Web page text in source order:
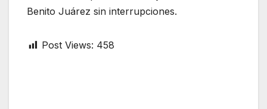
Benito Juárez sin interrupciones.
Post Views: 458